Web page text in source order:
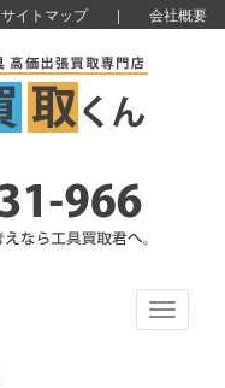
サイトマップ| 会社概要
Toggle